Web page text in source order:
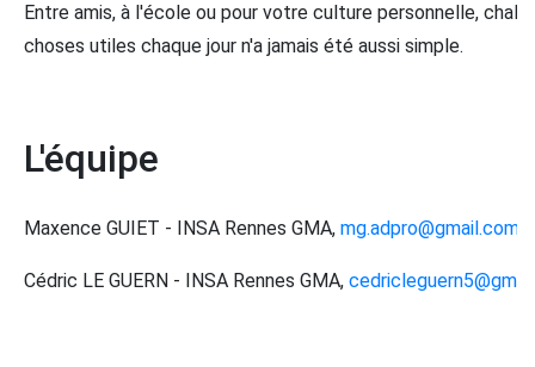
Entre amis, à l'école ou pour votre culture personnelle,
choses utiles chaque jour n'a jamais été aussi simple.
L'équipe
Maxence GUIET - INSA Rennes GMA, mg.adpro@gmail.com
Cédric LE GUERN - INSA Rennes GMA,